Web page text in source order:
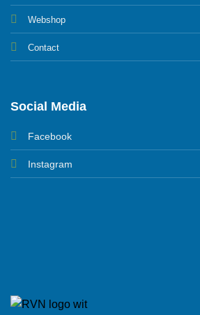
Webshop
Contact
Social Media
Facebook
Instagram